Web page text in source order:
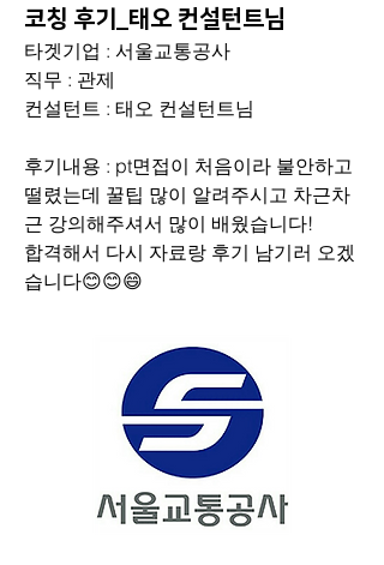
코칭 후기_태오 컨설턴트님
타겟기업 : 서울교통공사
직무 : 관제
컨설턴트 : 태오 컨설턴트님
후기내용 : pt면접이 처음이라 불안하고
떨렸는데 꿀팁 많이 알려주시고 차근차
근 강의해주셔서 많이 배웠습니다!
합격해서 다시 자료랑 후기 남기러 오겠
습니다😊😊😄